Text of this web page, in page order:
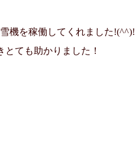
機を稼働してくれました!(^^)!
ても助かりました！